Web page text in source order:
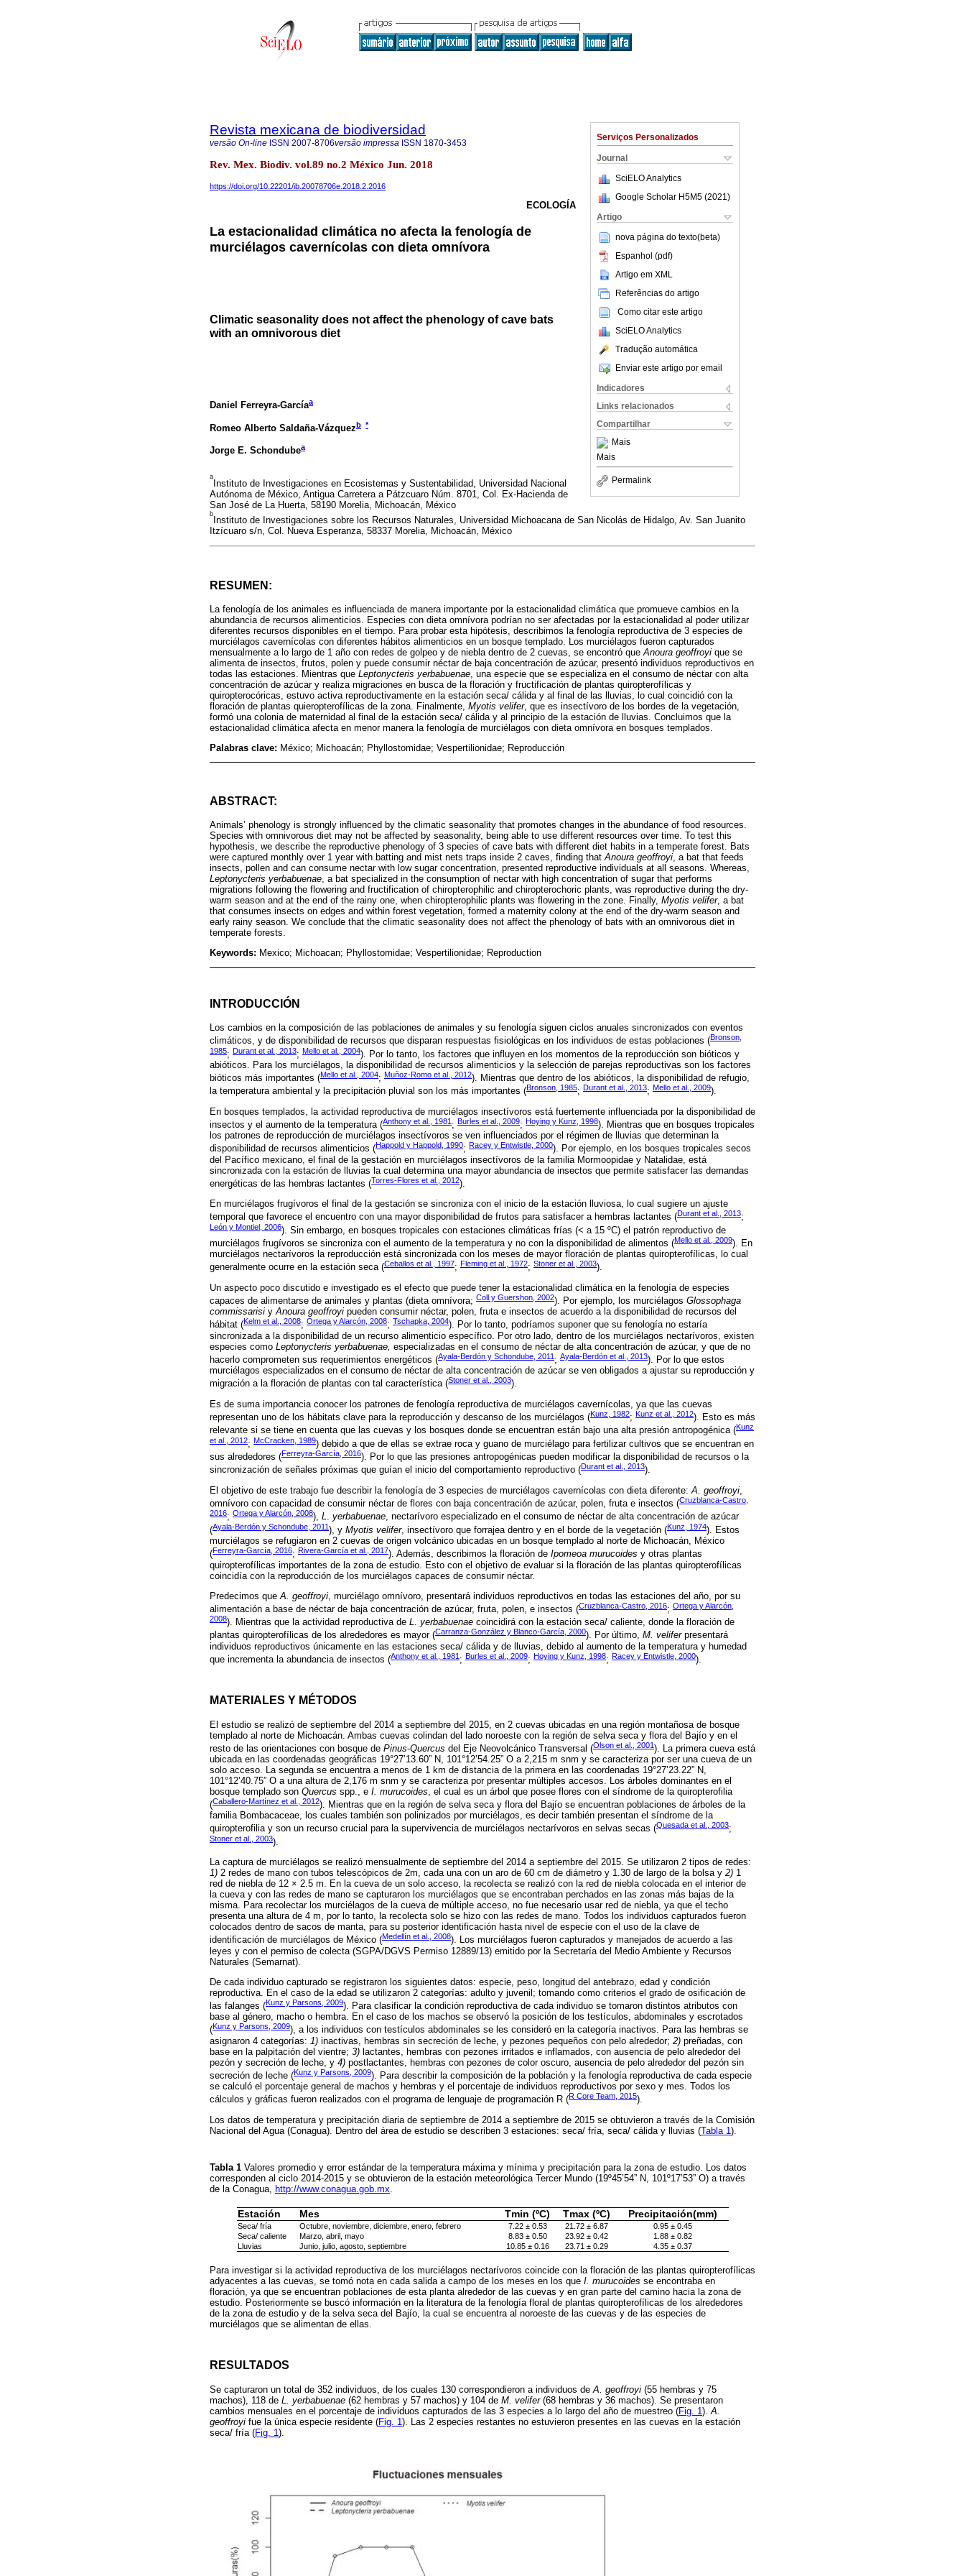
Serviços Personalizados
Journal
SciELO Analytics
Google Scholar H5M5 (2021 )
Artigo
nova página do texto(beta)
Espanhol (pdf)
Artigo em XML
Referências do artigo
Como citar este artigo
SciELO Analytics
Tradução automática
Enviar este artigo por email
Indicadores
Links relacionados
Compartilhar
Mais
Mais
Permalink
Revista mexicana de biodiversidad
versão On-line ISSN 2007-8706versão impressa ISSN 1870-3453
Rev. Mex. Biodiv. vol.89 no.2 México Jun. 2018
https://doi.org/10.22201/ib.20078706e.2018.2.2016
ECOLOGÍA
La estacionalidad climática no afecta la fenología de
murciélagos cavernícolas con dieta omnívora
Climatic seasonality does not affect the phenology of cave bats
with an omnivorous diet
Daniel Ferreyra-Garcíaa
Romeo Alberto Saldaña-Vázquezb *
Jorge E. Schondubea
a
Instituto de Investigaciones en Ecosistemas y Sustentabilidad, Universidad Nacional
Autónoma de México, Antigua Carretera a Pátzcuaro Núm. 8701, Col. Ex-Hacienda de
San José de La Huerta, 58190 Morelia, Michoacán, México
b
Instituto de Investigaciones sobre los Recursos Naturales, Universidad Michoacana de San Nicolás de Hidalgo, Av. San Juanito
Itzícuaro s/n, Col. Nueva Esperanza, 58337 Morelia, Michoacán, México
RESUMEN:
La fenología de los animales es influenciada de manera importante por la estacionalidad climática que promueve cambios en la
abundancia de recursos alimenticios. Especies con dieta omnívora podrían no ser afectadas por la estacionalidad al poder utilizar
diferentes recursos disponibles en el tiempo. Para probar esta hipótesis, describimos la fenología reproductiva de 3 especies de
murciélagos cavernícolas con diferentes hábitos alimenticios en un bosque templado. Los murciélagos fueron capturados
mensualmente a lo largo de 1 año con redes de golpeo y de niebla dentro de 2 cuevas, se encontró que Anoura geoffroyi que se
alimenta de insectos, frutos, polen y puede consumir néctar de baja concentración de azúcar, presentó individuos reproductivos en
todas las estaciones. Mientras que Leptonycteris yerbabuenae , una especie que se especializa en el consumo de néctar con alta
concentración de azúcar y realiza migraciones en busca de la floración y fructificación de plantas quiropterofílicas y
quiropterocóricas, estuvo activa reproductivamente en la estación seca/ cálida y al final de las lluvias, lo cual coincidió con la
floración de plantas quieropterofílicas de la zona. Finalmente, Myotis velifer, que es insectívoro de los bordes de la vegetación,
formó una colonia de maternidad al final de la estación seca/ cálida y al principio de la estación de lluvias. Concluimos que la
estacionalidad climática afecta en menor manera la fenología de murciélagos con dieta omnívora en bosques templados.
Palabras clave: México; Michoacán; Phyllostomidae; Vespertilionidae; Reproducción
ABSTRACT:
Animals’ phenology is strongly influenced by the climatic seasonality that promotes changes in the abundance of food resources.
Species with omnivorous diet may not be affected by seasonality, being able to use different resources over time. To test this
hypothesis, we describe the reproductive phenology of 3 species of cave bats with different diet habits in a temperate forest. Bats
were captured monthly over 1 year with batting and mist nets traps inside 2 caves, finding thatAnoura geoffroyi, a bat that feeds
insects, pollen and can consume nectar with low sugar concentration, presented reproductive individuals at all seasons. Whereas,
Leptonycteris yerbabuenae, a bat specialized in the consumption of nectar with high concentration of sugar that performs
migrations following the flowering and fructification of chiropterophilic and chiropterochoric plants, was reproductive during the dry-
warm season and at the end of the rainy one, when chiropterophilic plants was flowering in the zone. Finally, Myotis velifer, a bat
that consumes insects on edges and within forest vegetation, formed a maternity colony at the end of the dry-warm season and
early rainy season. We conclude that the climatic seasonality does not affect the phenology of bats with an omnivorous diet in
temperate forests.
Keywords: Mexico; Michoacan; Phyllostomidae; Vespertilionidae; Reproduction
INTRODUCCIÓN
Los cambios en la composición de las poblaciones de animales y su fenología siguen ciclos anuales sincronizados con eventos
climáticos, y de disponibilidad de recursos que disparan respuestas fisiológicas en los individuos de estas poblaciones (Bronson,
1985; Durant et al., 2013; Mello et al., 2004). Por lo tanto, los factores que influyen en los momentos de la reproducción son bióticos y
abióticos. Para los murciélagos, la disponibilidad de recursos alimenticios y la selección de parejas reproductivas son los factores
bióticos más importantes (Mello et al., 2004; Muñoz-Romo et al., 2012). Mientras que dentro de los abióticos, la disponibilidad de refugio,
la temperatura ambiental y la precipitación pluvial son los más importantes (Bronson, 1985; Durant et al., 2013; Mello et al., 2009).
En bosques templados, la actividad reproductiva de murciélagos insectívoros está fuertemente influenciada por la disponibilidad de
insectos y el aumento de la temperatura (Anthony et al., 1981 ; Burles et al., 2009; Hoying y Kunz, 1998). Mientras que en bosques tropicales
los patrones de reproducción de murciélagos insectívoros se ven influenciados por el régimen de lluvias que determinan la
disponibilidad de recursos alimenticios (Happold y Happold, 1990; Racey y Entwistle, 2000). Por ejemplo, en los bosques tropicales secos
del Pacífico mexicano, el final de la gestación en murciélagos insectívoros de la familia Mormoopidae y Natalidae, está
sincronizada con la estación de lluvias la cual determina una mayor abundancia de insectos que permite satisfacer las demandas
energéticas de las hembras lactantes (Torres-Flores et al., 2012).
En murciélagos frugívoros el final de la gestación se sincroniza con el inicio de la estación lluviosa, lo cual sugiere un ajuste
temporal que favorece el encuentro con una mayor disponibilidad de frutos para satisfacer a hembras lactantes (Durant et al., 2013;
León y Montiel, 2006). Sin embargo, en bosques tropicales con estaciones climáticas frías (< a 15 ºC) el patrón reproductivo de
murciélagos frugívoros se sincroniza con el aumento de la temperatura y no con la disponibilidad de alimentos (Mello et al., 2009). En
murciélagos nectarívoros la reproducción está sincronizada con los meses de mayor floración de plantas quiropterofílicas, lo cual
generalmente ocurre en la estación seca (Ceballos et al., 1997; Fleming et al., 1972; Stoner et al., 2003).
Un aspecto poco discutido e investigado es el efecto que puede tener la estacionalidad climática en la fenología de especies
capaces de alimentarse de animales y plantas (dieta omnívora; Coll y Guershon, 2002). Por ejemplo, los murciélagos Glossophaga
commissarisi yAnoura geoffroyi pueden consumir néctar, polen, fruta e insectos de acuerdo a la disponibilidad de recursos del
hábitat (Kelm et al., 2008; Ortega y Alarcón, 2008; Tschapka, 2004). Por lo tanto, podríamos suponer que su fenología no estaría
sincronizada a la disponibilidad de un recurso alimenticio específico. Por otro lado, dentro de los murciélagos nectarívoros, existen
especies como Leptonycteris yerbabuenae, especializadas en el consumo de néctar de alta concentración de azúcar, y que de no
hacerlo comprometen sus requerimientos energéticos (Ayala-Berdón y Schondube, 2011 ; Ayala-Berdón et al., 2013). Por lo que estos
murciélagos especializados en el consumo de néctar de alta concentración de azúcar se ven obligados a ajustar su reproducción y
migración a la floración de plantas con tal característica (Stoner et al., 2003).
Es de suma importancia conocer los patrones de fenología reproductiva de murciélagos cavernícolas, ya que las cuevas
representan uno de los hábitats clave para la reproducción y descanso de los murciélagos (Kunz, 1982; Kunz et al., 2012). Esto es más
relevante si se tiene en cuenta que las cuevas y los bosques donde se encuentran están bajo una alta presión antropogénica (Kunz
et al., 2012; McCracken, 1989) debido a que de ellas se extrae roca y guano de murciélago para fertilizar cultivos que se encuentran en
sus alrededores (Ferreyra-García, 2016). Por lo que las presiones antropogénicas pueden modificar la disponibilidad de recursos o la
sincronización de señales próximas que guían el inicio del comportamiento reproductivo (Durant et al., 2013).
El objetivo de este trabajo fue describir la fenología de 3 especies de murciélagos cavernícolas con dieta diferente: A. geoffroyi
omnívoro con capacidad de consumir néctar de flores con baja concentración de azúcar, polen, fruta e insectos (Cruzblanca-Castro,
2016; Ortega y Alarcón, 2008), L. yerbabuenae, nectarívoro especializado en el consumo de néctar de alta concentración de azúcar
(Ayala-Berdón y Schondube, 2011), y Myotis velifer, insectívoro que forrajea dentro y en el borde de la vegetación (Kunz, 1974). Estos
murciélagos se refugiaron en 2 cuevas de origen volcánico ubicadas en un bosque templado al norte de Michoacán, México
(Ferreyra-García, 2016; Rivera-García et al., 2017). Además, describimos la floración de Ipomeoa murucoides y otras plantas
quiropterofílicas importantes de la zona de estudio. Esto con el objetivo de evaluar si la floración de las plantas quiropterofílicas
coincidía con la reproducción de los murciélagos capaces de consumir néctar.
Predecimos que A. geoffroyi , murciélago omnívoro, presentará individuos reproductivos en todas las estaciones del año, por su
alimentación a base de néctar de baja concentración de azúcar, fruta, polen, e insectos (Cruzblanca-Castro, 2016; Ortega y Alarcón,
2008). Mientras que la actividad reproductiva de L. yerbabuenae coincidirá con la estación seca/ caliente, donde la floración de
plantas quiropterofílicas de los alrededores es mayor (Carranza-González y Blanco-García, 2000). Por último, M. veliferpresentará
individuos reproductivos únicamente en las estaciones seca/ cálida y de lluvias, debido al aumento de la temperatura y humedad
que incrementa la abundancia de insectos (Anthony et al., 1981 ; Burles et al., 2009; Hoying y Kunz, 1998; Racey y Entwistle, 2000).
MATERIALES Y MÉTODOS
El estudio se realizó de septiembre del 2014 a septiembre del 2015, en 2 cuevas ubicadas en una región montañosa de bosque
templado al norte de Michoacán. Ambas cuevas colindan del lado noroeste con la región de selva seca y flora del Bajío y en el
resto de las orientaciones con bosque de Pinus-Quercus del Eje Neovolcánico Transversal (Olson et al., 2001). La primera cueva está
ubicada en las coordenadas geográficas 19°27’13.60” N, 101°12’54.25” O a 2,215 m snm y se caracteriza por ser una cueva de un
solo acceso. La segunda se encuentra a menos de 1 km de distancia de la primera en las coordenadas 19°27’23.22” N,
101°12’40.75” O a una altura de 2,176 m snm y se caracteriza por presentar múltiples accesos. Los árboles dominantes en el
bosque templado son Quercus spp., e I. murucoides , el cual es un árbol que posee flores con el síndrome de la quiropterofilia
(Caballero-Martínez et al., 2012). Mientras que en la región de selva seca y flora del Bajío se encuentran poblaciones de árboles de la
familia Bombacaceae, los cuales también son polinizados por murciélagos, es decir también presentan el síndrome de la
quiropterofilia y son un recurso crucial para la supervivencia de murciélagos nectarívoros en selvas secas (Quesada et al., 2003;
Stoner et al., 2003).
La captura de murciélagos se realizó mensualmente de septiembre del 2014 a septiembre del 2015. Se utilizaron 2 tipos de redes:
1) 2 redes de mano con tubos telescópicos de 2m, cada una con un aro de 60 cm de diámetro y 1.30 de largo de la bolsa y 2) 1
red de niebla de 12 × 2.5 m. En la cueva de un solo acceso, la recolecta se realizó con la red de niebla colocada en el interior de
la cueva y con las redes de mano se capturaron los murciélagos que se encontraban perchados en las zonas más bajas de la
misma. Para recolectar los murciélagos de la cueva de múltiple acceso, no fue necesario usar red de niebla, ya que el techo
presenta una altura de 4 m, por lo tanto, la recolecta solo se hizo con las redes de mano. Todos los individuos capturados fueron
colocados dentro de sacos de manta, para su posterior identificación hasta nivel de especie con el uso de la clave de
identificación de murciélagos de México (Medellín et al., 2008). Los murciélagos fueron capturados y manejados de acuerdo a las
leyes y con el permiso de colecta (SGPA/DGVS Permiso 12889/13) emitido por la Secretaría del Medio Ambiente y Recursos
Naturales (Semarnat).
De cada individuo capturado se registraron los siguientes datos: especie, peso, longitud del antebrazo, edad y condición
reproductiva. En el caso de la edad se utilizaron 2 categorías: adulto y juvenil; tomando como criterios el grado de osificación de
las falanges (Kunz y Parsons, 2009). Para clasificar la condición reproductiva de cada individuo se tomaron distintos atributos con
base al género, macho o hembra. En el caso de los machos se observó la posición de los testículos, abdominales y escrotados
(Kunz y Parsons, 2009), a los individuos con testículos abdominales se les consideró en la categoría inactivos. Para las hembras se
asignaron 4 categorías: 1) inactivas, hembras sin secreción de leche, y pezones pequeños con pelo alrededor; 2) preñadas, con
base en la palpitación del vientre; 3) lactantes, hembras con pezones irritados e inflamados, con ausencia de pelo alrededor del
pezón y secreción de leche, y 4) postlactantes, hembras con pezones de color oscuro, ausencia de pelo alrededor del pezón sin
secreción de leche (Kunz y Parsons, 2009). Para describir la composición de la población y la fenología reproductiva de cada especie
se calculó el porcentaje general de machos y hembras y el porcentaje de individuos reproductivos por sexo y mes. Todos los
cálculos y gráficas fueron realizados con el programa de lenguaje de programación R (R Core Team, 2015).
Los datos de temperatura y precipitación diaria de septiembre de 2014 a septiembre de 2015 se obtuvieron a través de la Comisión
Nacional del Agua (Conagua). Dentro del área de estudio se describen 3 estaciones: seca/ fría, seca/ cálida y lluvias (Tabla 1).
Tabla 1 Valores promedio y error estándar de la temperatura máxima y mínima y precipitación para la zona de estudio. Los datos
corresponden al ciclo 2014-2015 y se obtuvieron de la estación meteorológica Tercer Mundo (19º45’54” N, 101º17’53” O) a través
de la Conagua, http://www.conagua.gob.mx.
Estación Mes Tmin (ºC) Tmax (ºC) Precipitación(mm)
Seca/ fría Octubre, noviembre, diciembre, enero, febrero 7.22 ± 0.53 21.72 ± 6.87
0.95 ± 0.45
Seca/ caliente
Marzo, abril, mayo 8.83 ± 0.50 23.92 ± 0.42
1.88 ± 0.82
Lluvias
Junio, julio, agosto, septiembre 10.85 ± 0.16 23.71 ± 0.29 4.35 ± 0.37
Para investigar si la actividad reproductiva de los murciélagos nectarívoros coincide con la floración de las plantas quiropterofílicas
adyacentes a las cuevas, se tomó nota en cada salida a campo de los meses en los que I. murucoides se encontraba en
floración, ya que se encuentran poblaciones de esta planta alrededor de las cuevas y en gran parte del camino hacia la zona de
estudio. Posteriormente se buscó información en la literatura de la fenología floral de plantas quiropterofílicas de los alrededores
de la zona de estudio y de la selva seca del Bajío, la cual se encuentra al noroeste de las cuevas y de las especies de
murciélagos que se alimentan de ellas.
RESULTADOS
Se capturaron un total de 352 individuos, de los cuales 130 correspondieron a individuos de A. geoffroyi (55 hembras y 75
machos), 118 de L. yerbabuenae (62 hembras y 57 machos) y 104 de M. velifer(68 hembras y 36 machos). Se presentaron
cambios mensuales en el porcentaje de individuos capturados de las 3 especies a lo largo del año de muestreo (Fig. 1). A.
geoffroyi fue la única especie residente (Fig. 1). Las 2 especies restantes no estuvieron presentes en las cuevas en la estación
seca/ fría (Fig. 1).